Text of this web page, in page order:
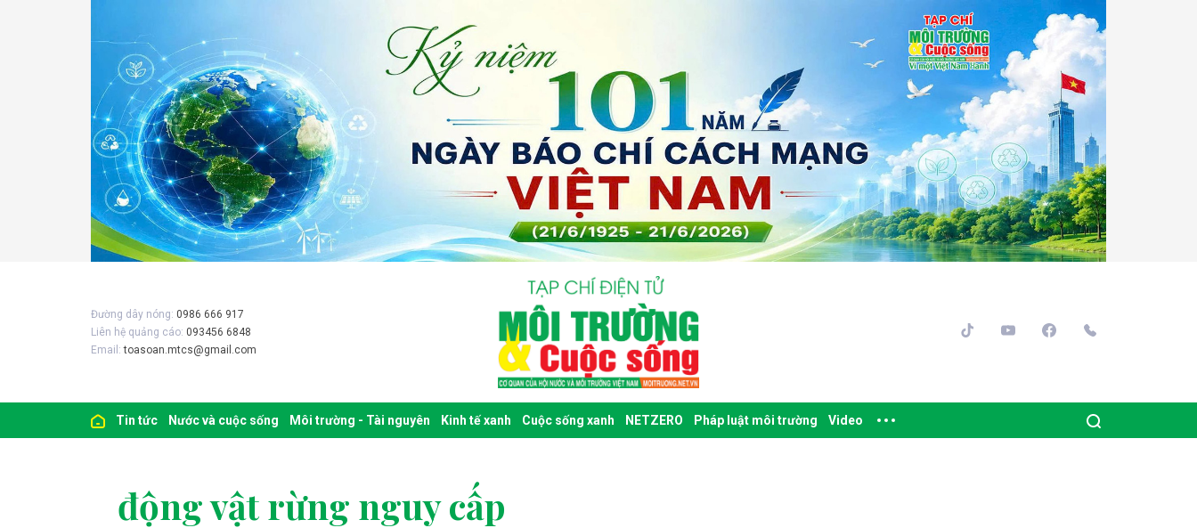
Đường dây nóng: 0986 666 917
Liên hệ quảng cáo: 093456 6848
Email:toasoan.mtcs@gmail.com
Tin tức Nước và cuộc sống Môi trường - Tài nguyên Kinh tế xanh Cuộc sống xanh NETZERO Pháp luật môi trường Video
động vật rừng nguy cấp